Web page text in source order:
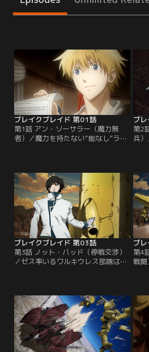
ブレイクブレイド 第01話
第1話 アン・ソーサラー（魔力無
者）／魔力を持たない“能なし”ライ
ガットは、士官学校時代の友人であ
による領内侵攻の事実を知らされ
る。その前線指揮官が、3人の親
友・ゼスであることも。王都で発掘
された推定1000年前の古代巨兵に偶
然乗り込んだとき、ライガットの運
命は大きく動き始める…。
ブ
第2
兵
トの
隊
命を
た
手に
と容
ブレイクブレイド 第03話
第3話 ノット・バッド（停戦交渉）
／ゼス率いるワルキウレス部隊は、
フィングで単身出撃。士官学校
で“書記長の弟”と“能なし”として出
逢ったふたりは、4年の時を経て戦
場で対峙する。相手こそが兵を退く
べきと譲らぬ交渉は、やがて思いも
よらぬ運命を導き出す…。
ブ
第4
戦闘
討
への
でラ
ル
ライ
も過